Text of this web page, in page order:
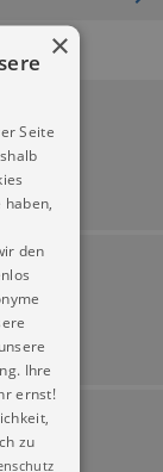
×
Seite
den
Ihre
ernst!
zu